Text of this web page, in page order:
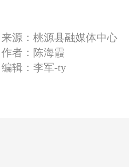
来源：桃源县融媒体中心
作者：陈海霞
编辑：李军-ty